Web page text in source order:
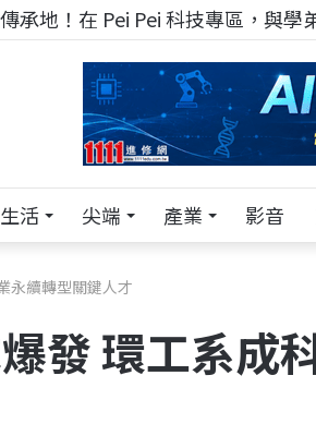
就到TECH+ 科技專區!
生活 尖端 產業 影音
永續轉型關鍵人才
發 環工系成